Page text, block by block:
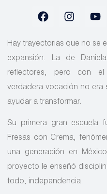
Hay trayectorias que no se
expansión. La de
reflectores, pero con
verdadera vocación no era
ayudar a transformar.
Su primera gran escuela
Fresas con Crema,
una generación en
proyecto le enseñó
todo, independencia.